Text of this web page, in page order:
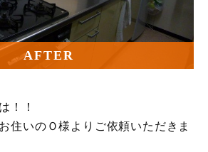
AFTER
！！
住いのＯ様よりご依頼いただきま